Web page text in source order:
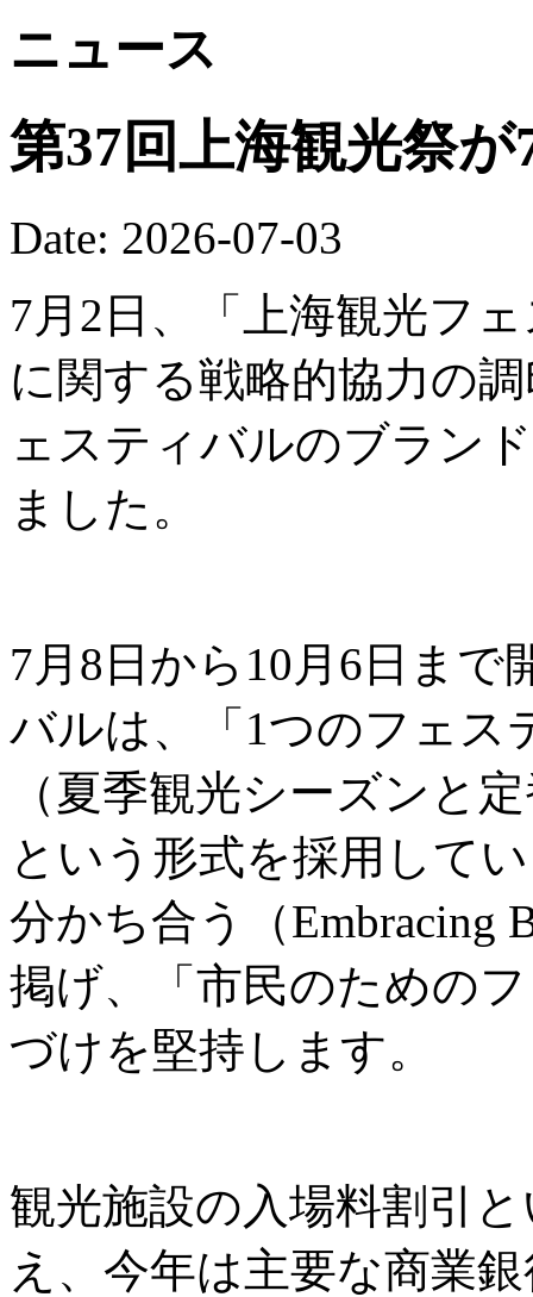
ニュース
第37回上海観光祭
Date: 2026-07-03
7月2日、「上海観光フ
に関する戦略的協力の
ェスティバルのブラン
ました。
7月8日から10月6日ま
バルは、「1つのフェス
（夏季観光シーズンと
という形式を採用して
分かち合う（Embracing
掲げ、「市民のための
づけを堅持します。
観光施設の入場料割引
え、今年は主要な商業